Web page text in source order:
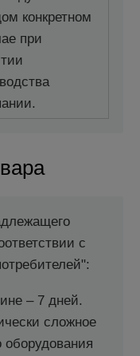
конкретном
при
с
– 7 дней.
сложное
оборудования